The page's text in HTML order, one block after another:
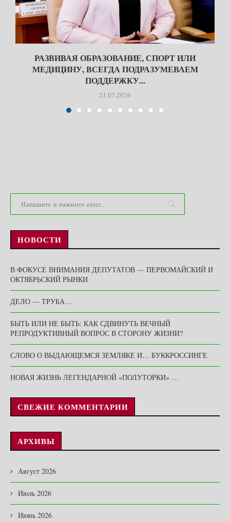
РАЗВИВАЯ ОБРАЗОВАНИЕ, СПОРТ ИЛИ
МЕДИЦИНУ, ВСЕГДА ПОДРАЗУМЕВАЕМ
ПОДДЕРЖКУ...
21.07.2026
НОВОСТИ
В ФОКУСЕ ВНИМАНИЯ ДЕПУТАТОВ — ПЕРВОМАЙСКИЙ И
ОКТЯБРЬСКИЙ РЫНКИ
ДЕЛО — ТРУБА…
БЫТЬ ИЛИ НЕ БЫТЬ: КАК СДВИНУТЬ ВЕЧНЫЙ
РЕПРОДУКТИВНЫЙ ВОПРОС В СТОРОНУ ЖИЗНИ?
СЛОВО О ВЫДАЮЩЕМСЯ ЗЕМЛЯКЕ И… БУККРОССИНГЕ
НОВАЯ ЖИЗНЬ ЛЕГЕНДАРНОЙ «ПОЛУТОРКИ» …
СВЕЖИЕ КОММЕНТАРИИ
АРХИВЫ
Август 2026
Июль 2026
Июнь 2026